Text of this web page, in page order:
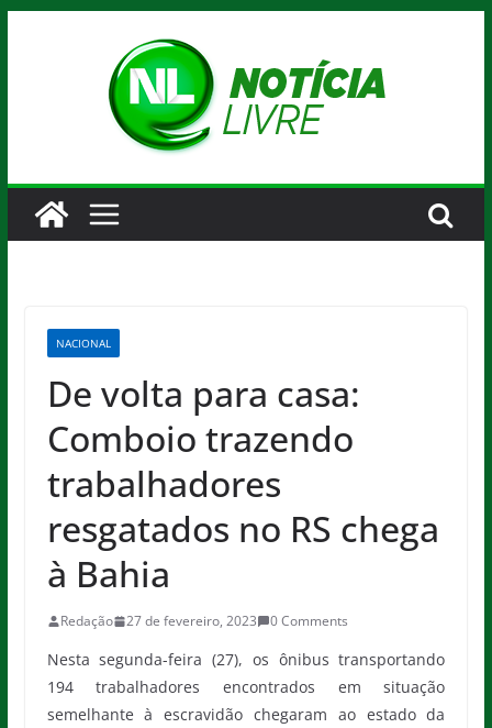
NACIONAL
De volta para casa:
Comboio trazendo
trabalhadores
resgatados no RS chega
à Bahia
Redação 27 de fevereiro, 2023 0 Comments
Nesta segunda-feira (27), os ônibus transportando
194 trabalhadores encontrados em situação
semelhante à escravidão chegaram ao estado da